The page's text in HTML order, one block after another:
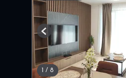
/ 8
Previous